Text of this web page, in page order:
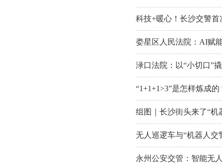
科技+暖心！长沙交警
娄星区人民法院：AI赋
渌口法院：以“小切口”
“1+1+1>3”是怎样炼成
组图｜长沙街头来了“机
无人巡逻车与“机器人
永州公安交管：智能无